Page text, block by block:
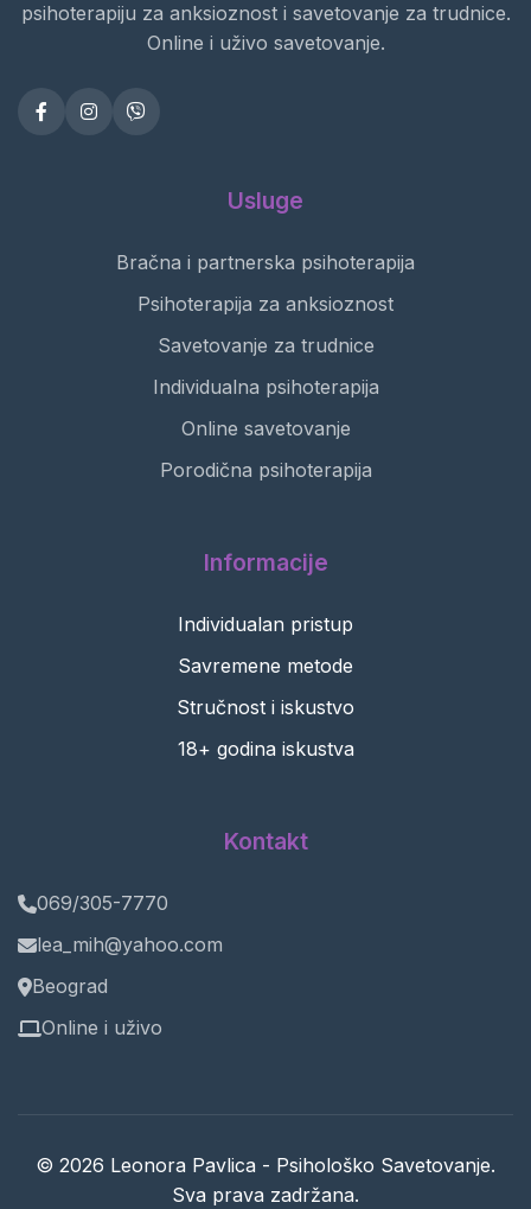
psihoterapiju za anksioznost i savetovanje za trudnice.
Online i uživo savetovanje.
Usluge
Bračna i partnerska psihoterapija
Psihoterapija za anksioznost
Savetovanje za trudnice
Individualna psihoterapija
Online savetovanje
Porodična psihoterapija
Informacije
Individualan pristup
Savremene metode
Stručnost i iskustvo
18+ godina iskustva
Kontakt
069/305-7770
lea_mih@yahoo.com
Beograd
Online i uživo
© 2026 Leonora Pavlica - Psihološko Savetovanje.
Sva prava zadržana.